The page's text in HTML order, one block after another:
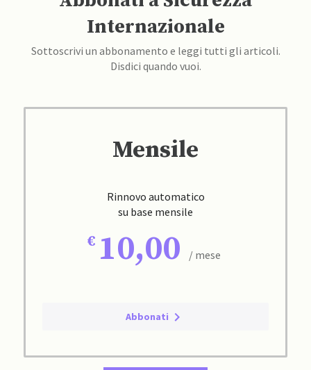
Internazionale
Sottoscrivi un abbonamento e leggi tutti gli articoli.
Disdici quando vuoi.
Mensile
Rinnovo automatico
su base mensile
10,00 / mese
Abbonati